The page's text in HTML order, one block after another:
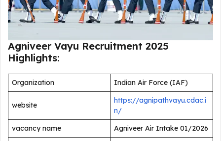
Agniveer Vayu Recruitment 2025
Highlights:
Organization Indian Air Force (IAF)
website
https://agnipathvayu.cdac.i
n/
vacancy name
Agniveer Air Intake 01/2026